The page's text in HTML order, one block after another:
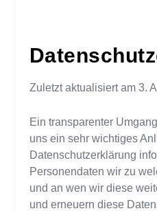
Zuletzt aktualisiert am 3.
Ein transparenter
uns ein sehr wichtiges
Datenschutzerklärung
Personendaten wir zu
und an wen wir diese
und erneuern diese